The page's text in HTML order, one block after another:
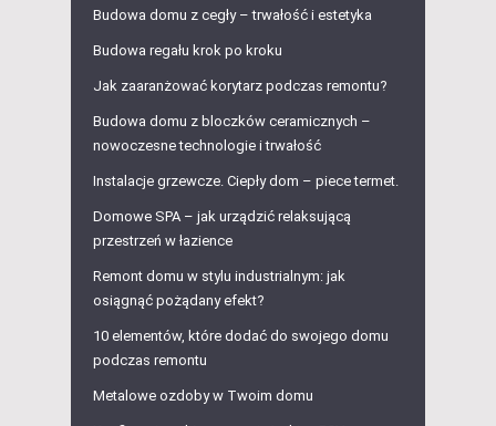
Budowa domu z cegły – trwałość i estetyka
Budowa regału krok po kroku
Jak zaaranżować korytarz podczas remontu?
Budowa domu z bloczków ceramicznych –
nowoczesne technologie i trwałość
Instalacje grzewcze. Ciepły dom – piece termet.
Domowe SPA – jak urządzić relaksującą
przestrzeń w łazience
Remont domu w stylu industrialnym: jak
osiągnąć pożądany efekt?
10 elementów, które dodać do swojego domu
podczas remontu
Metalowe ozdoby w Twoim domu